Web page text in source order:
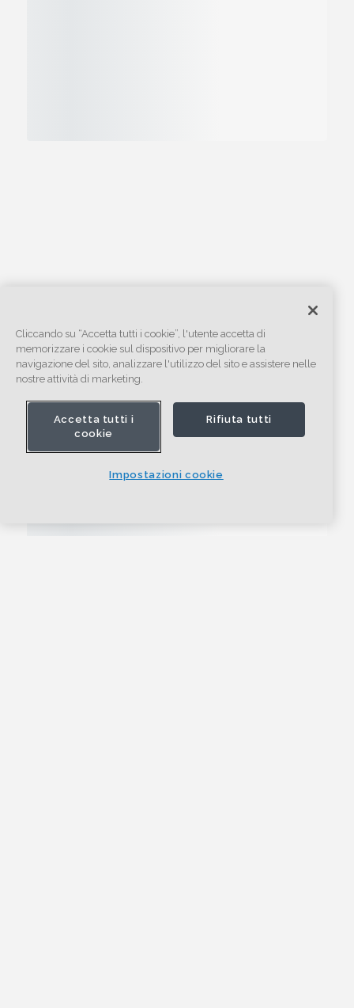
Cliccando su “Accetta tutti i cookie”, l'utente accetta di
memorizzare i cookie sul dispositivo per migliorare la
navigazione del sito, analizzare l'utilizzo del sito e assistere nelle
nostre attività di marketing.
Accetta tutti i
cookie
Rifiuta tutti
Impostazioni cookie